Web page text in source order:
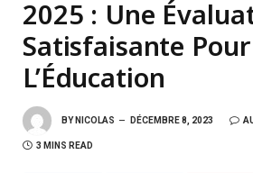
2025 : Une
Satisfaisante Pour
L’Éducation
BY NICOLAS DÉCEMBRE 8, 2023
3 MINS READ